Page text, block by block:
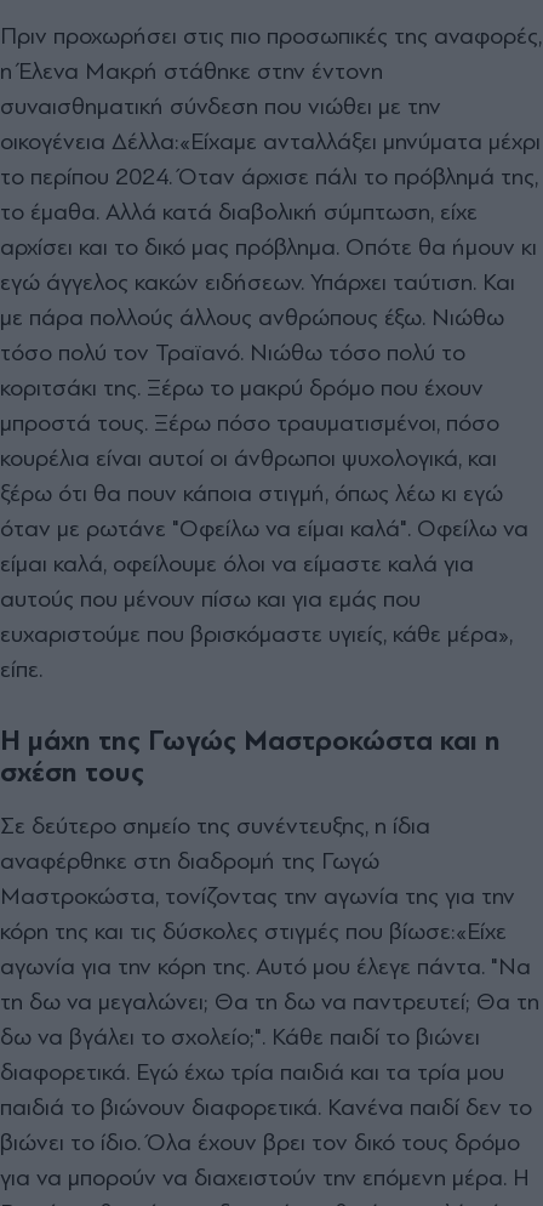
Πριν προχωρήσει στις πιο προσωπικές της αναφορές,
η Έλενα Μακρή στάθηκε στην έντονη
συναισθηματική σύνδεση που νιώθει με την
οικογένεια Δέλλα:«Είχαμε ανταλλάξει μηνύματα μέχρι
το περίπου 2024. Όταν άρχισε πάλι το πρόβλημά της,
το έμαθα. Αλλά κατά διαβολική σύμπτωση, είχε
αρχίσει και το δικό μας πρόβλημα. Οπότε θα ήμουν κι
εγώ άγγελος κακών ειδήσεων. Υπάρχει ταύτιση. Και
με πάρα πολλούς άλλους ανθρώπους έξω. Νιώθω
τόσο πολύ τον Τραϊανό. Νιώθω τόσο πολύ το
κοριτσάκι της. Ξέρω το μακρύ δρόμο που έχουν
μπροστά τους. Ξέρω πόσο τραυματισμένοι, πόσο
κουρέλια είναι αυτοί οι άνθρωποι ψυχολογικά, και
ξέρω ότι θα πουν κάποια στιγμή, όπως λέω κι εγώ
όταν με ρωτάνε "Οφείλω να είμαι καλά". Οφείλω να
είμαι καλά, οφείλουμε όλοι να είμαστε καλά για
αυτούς που μένουν πίσω και για εμάς που
ευχαριστούμε που βρισκόμαστε υγιείς, κάθε μέρα»,
είπε.
Η μάχη της Γωγώς Μαστροκώστα και η
σχέση τους
Σε δεύτερο σημείο της συνέντευξης, η ίδια
αναφέρθηκε στη διαδρομή της Γωγώ
Μαστροκώστα, τονίζοντας την αγωνία της για την
κόρη της και τις δύσκολες στιγμές που βίωσε:«Είχε
αγωνία για την κόρη της. Αυτό μου έλεγε πάντα. "Να
τη δω να μεγαλώνει; Θα τη δω να παντρευτεί; Θα τη
δω να βγάλει το σχολείο;". Κάθε παιδί το βιώνει
διαφορετικά. Εγώ έχω τρία παιδιά και τα τρία μου
παιδιά το βιώνουν διαφορετικά. Κανένα παιδί δεν το
βιώνει το ίδιο. Όλα έχουν βρει τον δικό τους δρόμο
για να μπορούν να διαχειστούν την επόμενη μέρα. Η